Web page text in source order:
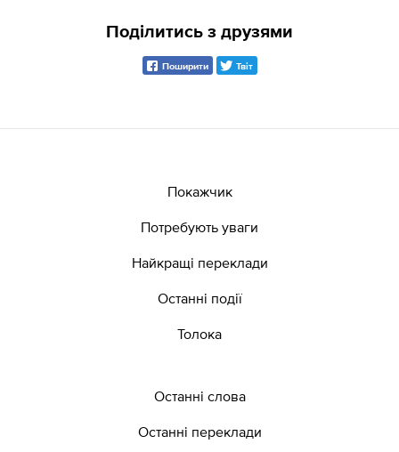
Поділитись з друзями
Поширити Твіт
Покажчик
Потребують уваги
Найкращі переклади
Останні події
Толока
Останні слова
Останні переклади